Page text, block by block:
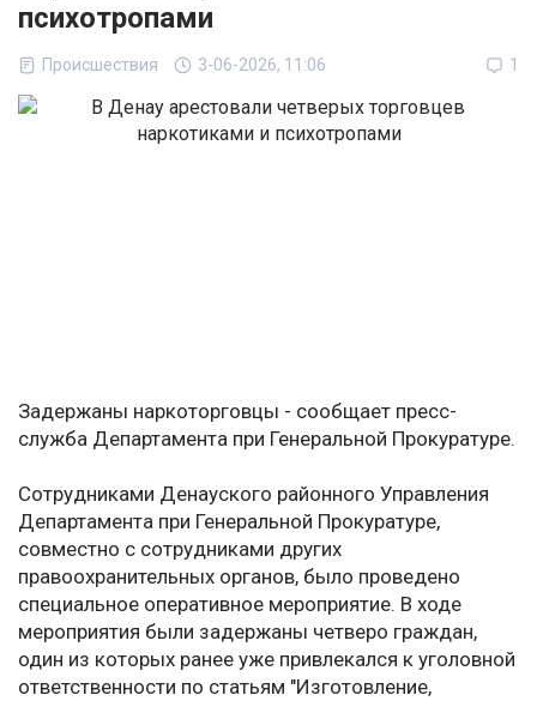
психотропами
Происшествия 3-06-2026, 11:06 1
Задержаны наркоторговцы - сообщает пресс-
служба Департамента при Генеральной Прокуратуре.
Сотрудниками Денауского районного Управления
Департамента при Генеральной Прокуратуре,
совместно с сотрудниками других
правоохранительных органов, было проведено
специальное оперативное мероприятие. В ходе
мероприятия были задержаны четверо граждан,
один из которых ранее уже привлекался к уголовной
ответственности по статьям "Изготовление,